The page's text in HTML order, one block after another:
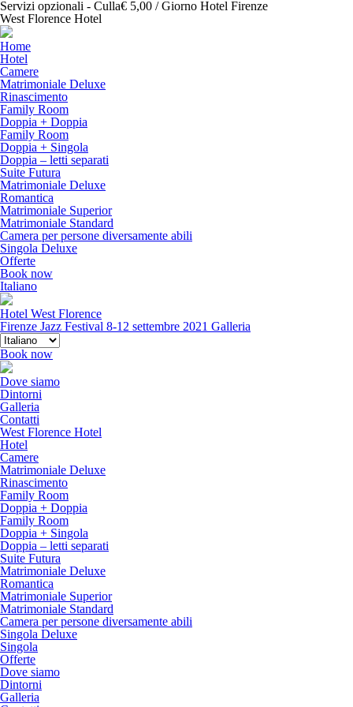
Servizi opzionali - Culla€ 5,00 / Giorno Hotel Firenze
West Florence Hotel
Home
Hotel
Camere
Matrimoniale Deluxe
Rinascimento
Family Room
Doppia + Doppia
Family Room
Doppia + Singola
Doppia – letti separati
Suite Futura
Matrimoniale Deluxe
Romantica
Matrimoniale Superior
Matrimoniale Standard
Camera per persone diversamente abili
Singola Deluxe
Offerte
Book now
Italiano
Hotel West Florence
Firenze Jazz Festival 8-12 settembre 2021 Galleria
Book now
Dove siamo
Dintorni
Galleria
Contatti
West Florence Hotel
Hotel
Camere
Matrimoniale Deluxe
Rinascimento
Family Room
Doppia + Doppia
Family Room
Doppia + Singola
Doppia – letti separati
Suite Futura
Matrimoniale Deluxe
Romantica
Matrimoniale Superior
Matrimoniale Standard
Camera per persone diversamente abili
Singola Deluxe
Singola
Offerte
Dove siamo
Dintorni
Galleria